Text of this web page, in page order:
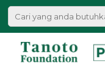
Lewati